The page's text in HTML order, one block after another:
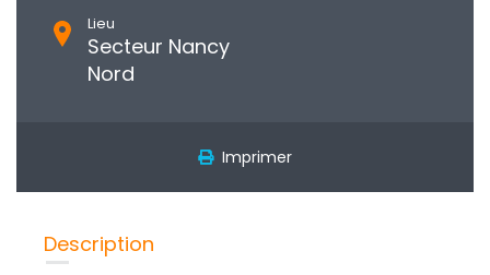
Lieu
Secteur Nancy
Nord
Imprimer
Description